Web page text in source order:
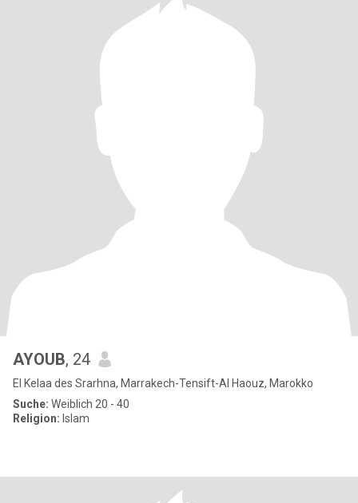
AYOUB, 24
El Kelaa des Srarhna, Marrakech-Tensift-Al Haouz, Marokko
Suche: Weiblich 20 - 40
Religion: Islam